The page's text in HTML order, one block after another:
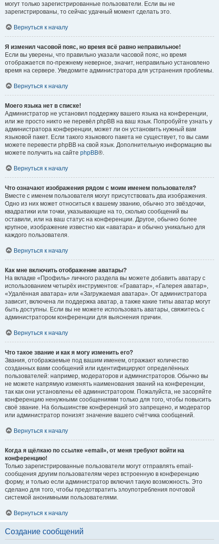
могут только зарегистрированные пользователи. Если вы не
зарегистрированы, то сейчас удачный момент сделать это.
Вернуться к началу
Я изменил часовой пояс, но время всё равно неправильное!
Если вы уверены, что правильно указали часовой пояс, но время
отображается по-прежнему неверное, значит, неправильно установлено
время на сервере. Уведомите администратора для устранения проблемы.
Вернуться к началу
Моего языка нет в списке!
Администратор не установил поддержку вашего языка на конференции,
или же просто никто не перевёл phpBB на ваш язык. Попробуйте узнать у
администратора конференции, может ли он установить нужный вам
языковой пакет. Если такого языкового пакета не существует, то вы сами
можете перевести phpBB на свой язык. Дополнительную информацию вы
можете получить на сайте phpBB®.
Вернуться к началу
Что означают изображения рядом с моим именем пользователя?
Вместе с именем пользователя могут присутствовать два изображения.
Одно из них может относиться к вашему званию, обычно это звёздочки,
квадратики или точки, указывающие на то, сколько сообщений вы
оставили, или на ваш статус на конференции. Другое, обычно более
крупное, изображение известно как «аватара» и обычно уникально для
каждого пользователя.
Вернуться к началу
Как мне включить отображение аватары?
На вкладке «Профиль» личного раздела вы можете добавить аватару с
использованием четырёх инструментов: «Граватар», «Галерея аватар»,
«Удалённая аватара» или «Загружаемая аватара». От администратора
зависит, включена ли поддержка аватар, а также какие типы аватар могут
быть доступны. Если вы не можете использовать аватары, свяжитесь с
администратором конференции для выяснения причин.
Вернуться к началу
Что такое звание и как я могу изменить его?
Звания, отображаемые под вашим именем, отражают количество
созданных вами сообщений или идентифицируют определённых
пользователей: например, модераторов и администраторов. Обычно вы
не можете напрямую изменять наименования званий на конференции,
так как они установлены её администратором. Пожалуйста, не засоряйте
конференцию ненужными сообщениями только для того, чтобы повысить
своё звание. На большинстве конференций это запрещено, и модератор
или администратор понизят значение вашего счётчика сообщений.
Вернуться к началу
Когда я щёлкаю по ссылке «email», от меня требуют войти на
конференцию!
Только зарегистрированные пользователи могут отправлять email-
сообщения другим пользователям через встроенную в конференцию
форму, и только если администратор включил такую возможность. Это
сделано для того, чтобы предотвратить злоупотребления почтовой
системой анонимными пользователями.
Вернуться к началу
Создание сообщений